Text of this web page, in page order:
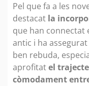
Pel que fa a les
destacat la
que han connectat
antic i ha
ben rebuda,
aprofitatel
còmodament